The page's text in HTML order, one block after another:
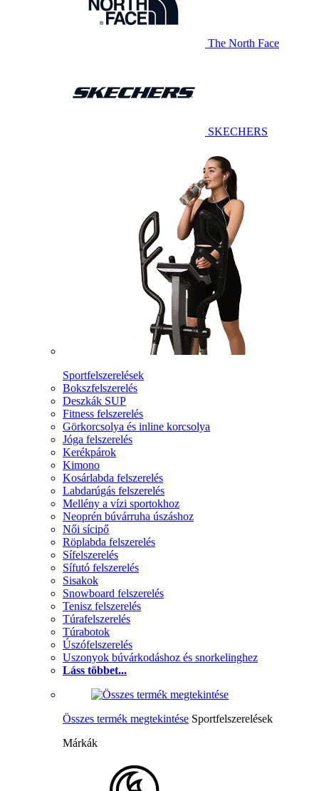
The North Face
SKECHERS
Sportfelszerelések
Bokszfelszerelés
Deszkák SUP
Fitness felszerelés
Görkorcsolya és inline korcsolya
Jóga felszerelés
Kerékpárok
Kimono
Kosárlabda felszerelés
Labdarúgás felszerelés
Mellény a vízi sportokhoz
Neoprén búvárruha úszáshoz
Női sícipő
Röplabda felszerelés
Sífelszerelés
Sífutó felszerelés
Sisakok
Snowboard felszerelés
Tenisz felszerelés
Túrafelszerelés
Túrabotok
Úszófelszerelés
Uszonyok búvárkodáshoz és snorkelinghez
Láss többet...
Összes termék megtekintése Sportfelszerelések
Márkák